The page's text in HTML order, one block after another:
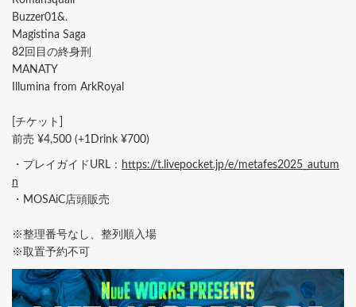
Buzzer01&.
Magistina Saga
82回目の終身刑
MANATY
Illumina from ArkRoyal
[チケット]
前売 ¥4,500 (+1Drink ¥700)
・プレイガイドURL： https://t.livepocket.jp/e/metafes2025_autum
n
・MOSAiC店頭販売
※整理番号なし、整列順入場
※取置予約不可